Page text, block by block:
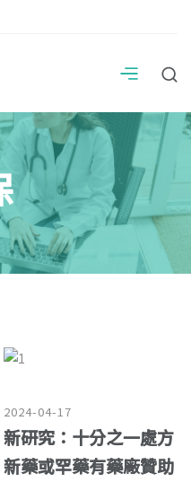
2024-04-17
新研究：十分之一處方
新藥或罕藥有藥廠贊助